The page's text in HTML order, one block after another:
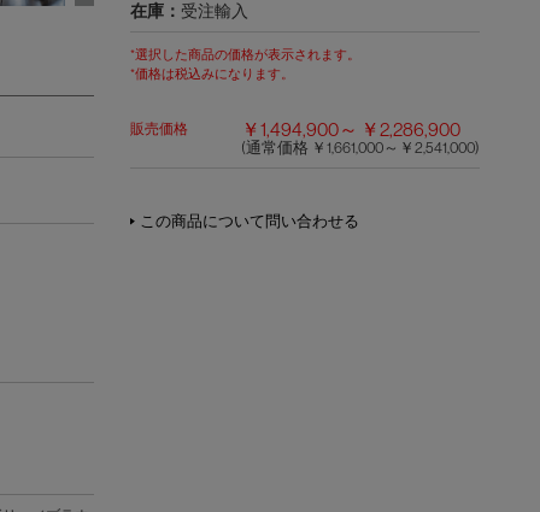
在庫： 受注輸入
*選択した商品の価格が表示されます。
*価格は税込みになります。
販売価格 ￥1,494,900～ ￥2,286,900
(通常価格 ￥1,661,000～￥2,541,000)
この商品について問い合わせる